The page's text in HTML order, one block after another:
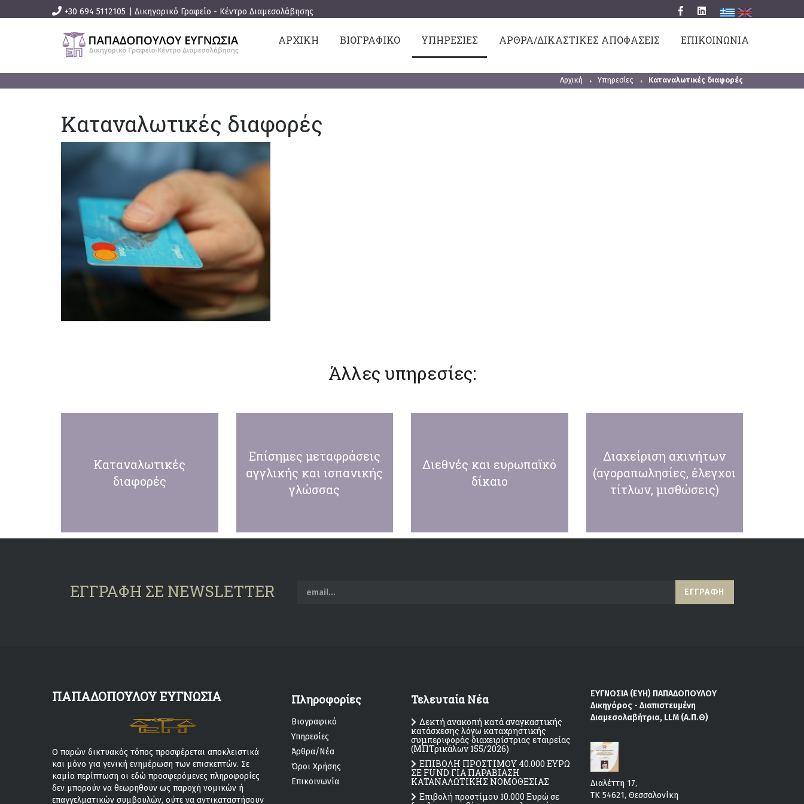
+30 694 5112105 Δικηγορικό Γραφείο - Κέντρο Διαμεσολάβησης
ΑΡΧΙΚΗ ΒΙΟΓΡΑΦΙΚΟ ΥΠΗΡΕΣΙΕΣ ΑΡΘΡΑ/ΔΙΚΑΣΤΙΚΕΣ ΑΠΟΦΑΣΕΙΣ ΕΠΙΚΟΙΝΩΝΙΑ
Αρχική Υπηρεσίες Καταναλωτικές διαφορές
Καταναλωτικές διαφορές
Άλλες υπηρεσίες:
Καταναλωτικές
διαφορές
Επίσημες μεταφράσεις
αγγλικής και ισπανικής
γλώσσας
Διεθνές και ευρωπαϊκό
δίκαιο
Διαχείριση ακινήτων
(αγοραπωλησίες, έλεγχοι
τίτλων, μισθώσεις)
ΕΓΓΡΑΦΗ ΣΕ NEWSLETTER ΕΓΓΡΑΦΉ
ΠΑΠΑΔΟΠΟΥΛΟΥ ΕΥΓΝΩΣΙΑ
Ο παρών δικτυακός τόπος προσφέρεται αποκλειστικά
και μόνο για γενική ενημέρωση των επισκεπτών. Σε
καμία περίπτωση οι εδώ προσφερόμενες πληροφορίες
δεν μπορούν να θεωρηθούν ως παροχή νομικών ή
επαγγελματικών συμβουλών, ούτε να αντικαταστήσουν
Πληροφορίες
Βιογραφικό
Υπηρεσίες
Άρθρα/Νέα
Όροι Χρήσης
Επικοινωνία
Τελευταία Νέα
Δεκτή ανακοπή κατά αναγκαστικής
κατάσχεσης λόγω καταχρηστικής
συμπεριφοράς διαχειρίστριας εταιρείας
(MΠΤρικάλων 155/2026)
ΕΠΙΒΟΛΗ ΠΡΟΣΤΙΜΟΥ 40.000 ΕΥΡΩ
ΣΕ FUND ΓΙΑ ΠΑΡΑΒΙΑΣΗ
ΚΑΤΑΝΑΛΩΤΙΚΗΣ ΝΟΜΟΘΕΣΙΑΣ
Επιβολή προστίμου 10.000 Ευρώ σε
ΕΥΓΝΩΣΙΑ (ΕΥΗ) ΠΑΠΑΔΟΠΟΥΛΟΥ
Δικηγόρος - Διαπιστευμένη
Διαμεσολαβήτρια, LLM (Α.Π.Θ)
Διαλέττη 17,
ΤΚ 54621, Θεσσαλονίκη